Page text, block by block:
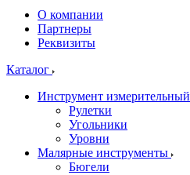
О компании
Партнеры
Реквизиты
Каталог
Инструмент измерительный
Рулетки
Угольники
Уровни
Малярные инструменты
Бюгели